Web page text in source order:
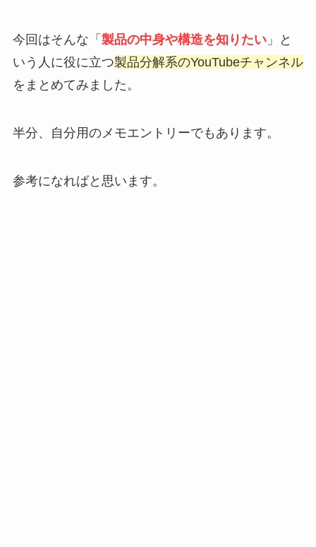
今回はそんな「 製品の中身や構造を知りたい」と
いう人に役に立つ製品分解系のYouTubeチャンネル
をまとめてみました。
半分、自分用のメモエントリーでもあります。
参考になればと思います。